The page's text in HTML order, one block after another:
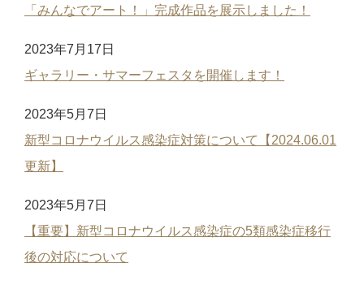
「みんなでアート！」完成作品を展示しました！
2023年7月17日
ギャラリー・サマーフェスタを開催します！
2023年5月7日
新型コロナウイルス感染症対策について【2024.06.01
更新】
2023年5月7日
【重要】新型コロナウイルス感染症の5類感染症移行
後の対応について